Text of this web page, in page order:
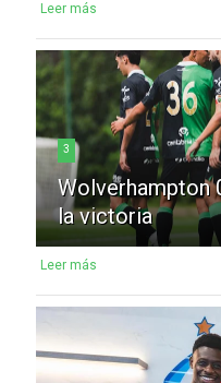
Leer más
3
Wolverhampton
la victoria
Leer más